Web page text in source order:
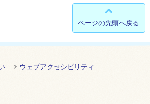
ページの先頭へ戻る
ウェブアクセシビリティ